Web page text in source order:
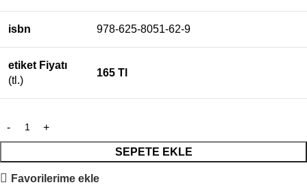
isbn 978-625-8051-62-9
etiket Fiyatı
(tl.)
165 Tl
SEPETE EKLE
Favorilerime ekle